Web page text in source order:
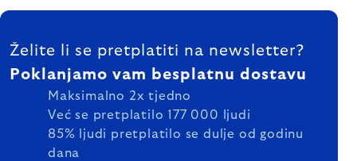
FOOTER
Želite li se pretplatiti na newsletter?
Poklanjamo vam besplatnu dostavu
Maksimalno 2x tjedno
Već se pretplatilo 177 000 ljudi
85% ljudi pretplatilo se dulje od godinu
dana